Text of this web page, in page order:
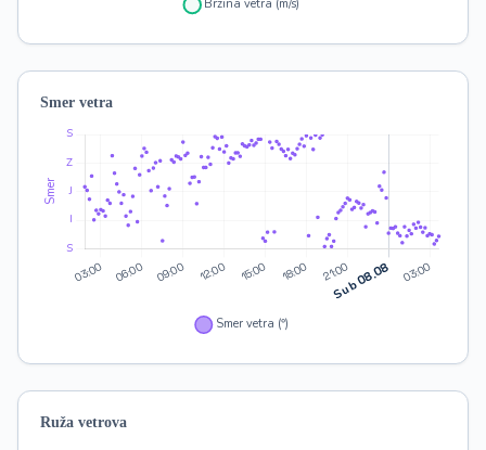
Smer vetra
Ruža vetrova